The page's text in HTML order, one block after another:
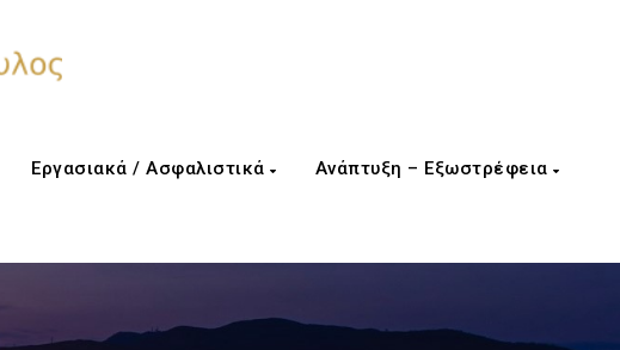
Εργασιακά / Ασφαλιστικά Ανάπτυξη – Εξωστρέφεια